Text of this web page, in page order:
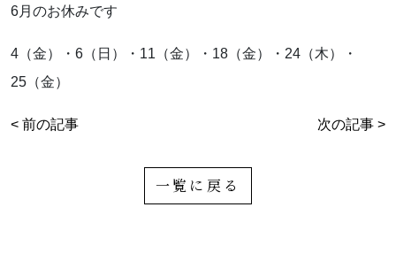
ブログ
6月のお休みです
4（金）・6（日）・11（金）・18（金）・24（木）・
25（金）
< 前の記事 次の記事 >
一覧に戻る